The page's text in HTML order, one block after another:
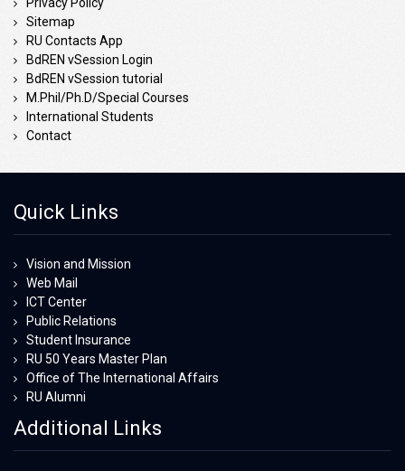
Sitemap
RU Contacts App
BdREN vSession Login
BdREN vSession tutorial
M.Phil/Ph.D/Special Courses
International Students
Contact
Quick Links
Vision and Mission
Web Mail
ICT Center
Public Relations
Student Insurance
RU 50 Years Master Plan
Office of The International Affairs
RU Alumni
Additional Links